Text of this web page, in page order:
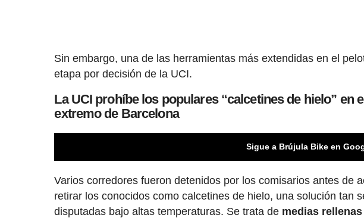
Sin embargo, una de las herramientas más extendidas en el
etapa por decisión de la UCI.
La UCI prohíbe los populares “calcetines de hielo” en
extremo de Barcelona
Sigue a Brújula Bike en
Varios corredores fueron detenidos por los comisarios antes de
retirar los conocidos como calcetines de hielo, una solución tan
disputadas bajo altas temperaturas. Se trata de medias